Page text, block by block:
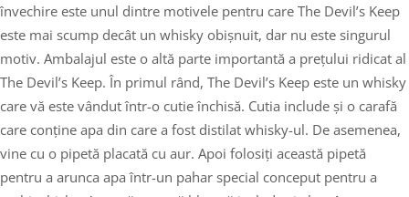
învechire este unul dintre motivele pentru care The Devil’s Keep
este mai scump decât un whisky obișnuit, dar nu este singurul
motiv. Ambalajul este o altă parte importantă a prețului ridicat al
The Devil’s Keep. În primul rând, The Devil’s Keep este un whisky
care vă este vândut într-o cutie închisă. Cutia include și o carafă
care conține apa din care a fost distilat whisky-ul. De asemenea,
vine cu o pipetă placată cu aur. Apoi folosiți această pipetă
pentru a arunca apa într-un pahar special conceput pentru a